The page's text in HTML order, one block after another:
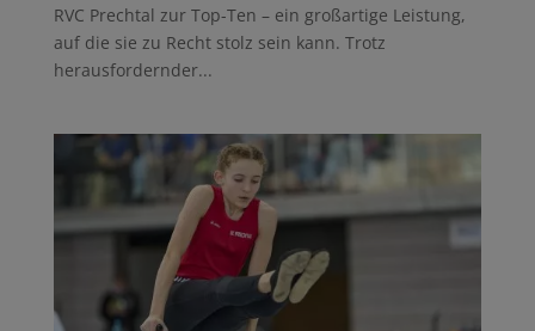
RVC Prechtal zur Top-Ten – ein großartige Leistung,
auf die sie zu Recht stolz sein kann. Trotz
herausfordernder...